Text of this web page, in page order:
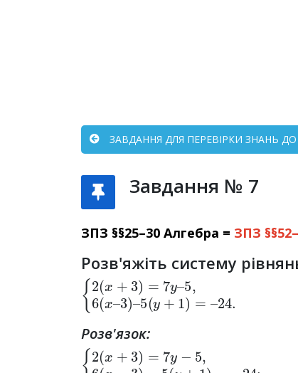
ЗАВДАННЯ ДЛЯ ПЕРЕВІРКИ ЗНАНЬ ДО
Завдання № 7
ЗПЗ §§25–30 Алгебра = ЗПЗ
Розв'яжіть систему
{2(x+ 3) =7 y– 5,6(x–
5(y+1)= –24.
Розв'язок:
{2(x+ 3) =7 y− 5,6(x −3